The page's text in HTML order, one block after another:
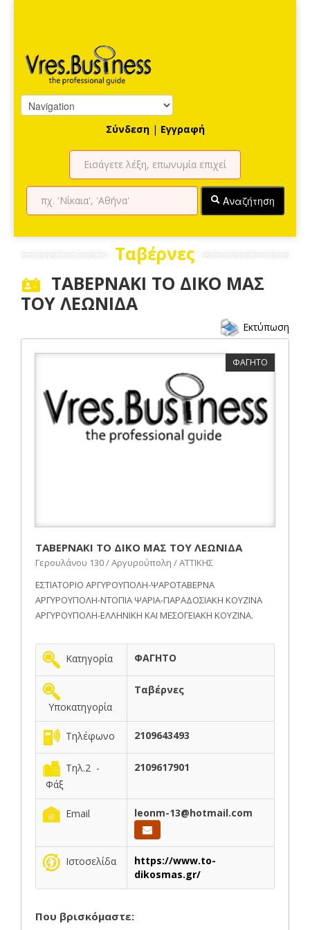
Σύνδεση | Εγγραφή
Αναζήτηση
Ταβέρνες
ΤΑΒΕΡΝΑΚΙ ΤΟ ΔΙΚΟ ΜΑΣ
ΤΟΥ ΛΕΩΝΙΔΑ
Εκτύπωση
ΦΑΓΗΤΟ
ΤΑΒΕΡΝΑΚΙ ΤΟ ΔΙΚΟ ΜΑΣ ΤΟΥ ΛΕΩΝΙΔΑ
Γερουλάνου 130 / Αργυρούπολη / ΑΤΤΙΚΗΣ
ΕΣΤΙΑΤΟΡΙΟ ΑΡΓΥΡΟΥΠΟΛΗ-ΨΑΡΟΤΑΒΕΡΝΑ
ΑΡΓΥΡΟΥΠΟΛΗ-ΝΤΟΠΙΑ ΨΑΡΙΑ-ΠΑΡΑΔΟΣΙΑΚΗ ΚΟΥΖΙΝΑ
ΑΡΓΥΡΟΥΠΟΛΗ-ΕΛΛΗΝΙΚΗ ΚΑΙ ΜΕΣΟΓΕΙΑΚΗ ΚΟΥΖΙΝΑ.
Κατηγορία ΦΑΓΗΤΟ
Υποκατηγορία
Ταβέρνες
Τηλέφωνο 2109643493
Τηλ.2 -
Φάξ
2109617901
Email leonm-13@hotmail.com
Ιστοσελίδα
https://www.to-
dikosmas.gr/
Που βρισκόμαστε: